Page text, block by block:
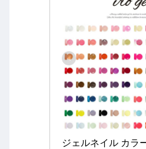
ジェルネイル カラ